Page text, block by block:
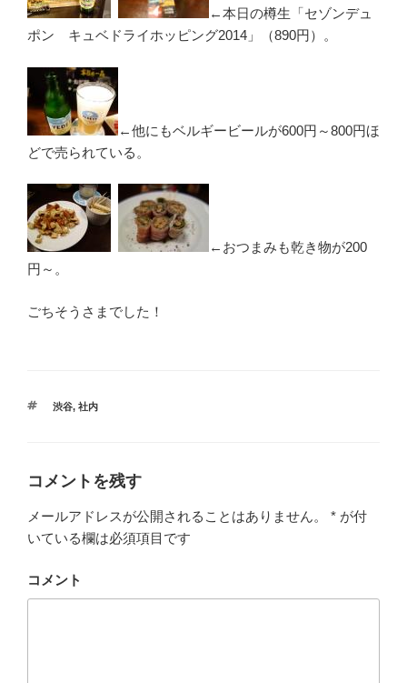
←本日の樽生「セゾンデュ
ポン キュベドライホッピング2014」（890円）。
←他にもベルギービールが600円～800円ほ
どで売られている。
←おつまみも乾き物が200
円～。
ごちそうさまでした！
タ
渋谷, 社内
コメントを残す
メールアドレスが公開されることはありません。 * が付
いている欄は必須項目です
コメント